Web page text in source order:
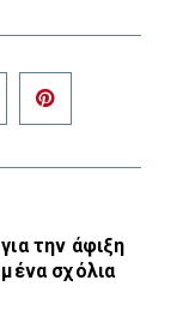
LinkedIn
την άφιξη
σχόλια